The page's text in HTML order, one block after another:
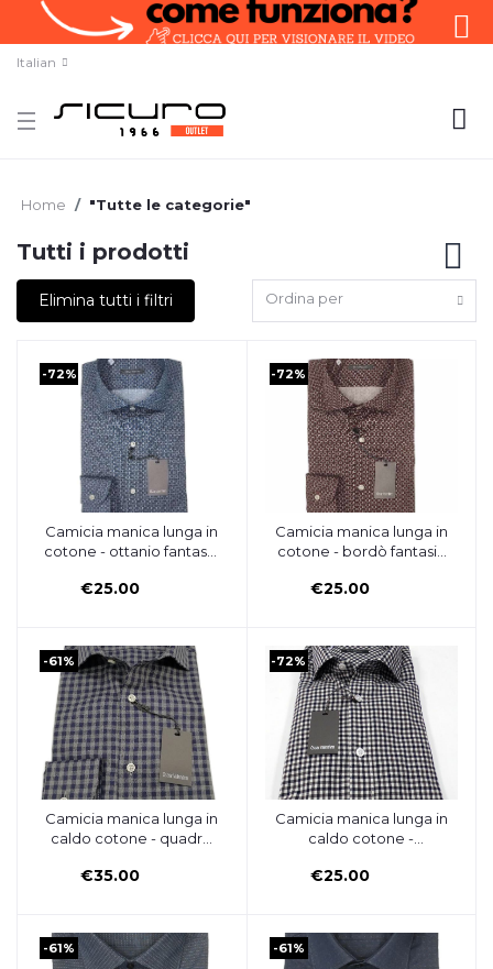
Italian
Home "Tutte le categorie"
Tutti i prodotti
Elimina tutti i filtri Ordina per
-72%
Aggiungi al carrello
Camicia manica lunga in
cotone - ottanio fantasia
€25.00
-72%
Aggiungi al carrello
Camicia manica lunga in
cotone - bordò fantasia
€25.00
-61%
Aggiungi al carrello
Camicia manica lunga in
caldo cotone - quadro
VALENTINO
€35.00
-72%
Aggiungi al carrello
Camicia manica lunga in
caldo cotone -
OSCAR VALENTINO
€25.00
-61% -61%